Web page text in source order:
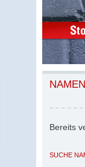
Bereits
SUCHE